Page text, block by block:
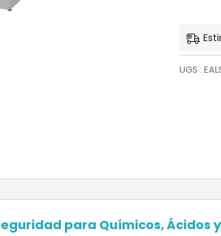
UGS :
para Químicos, Ácidos y